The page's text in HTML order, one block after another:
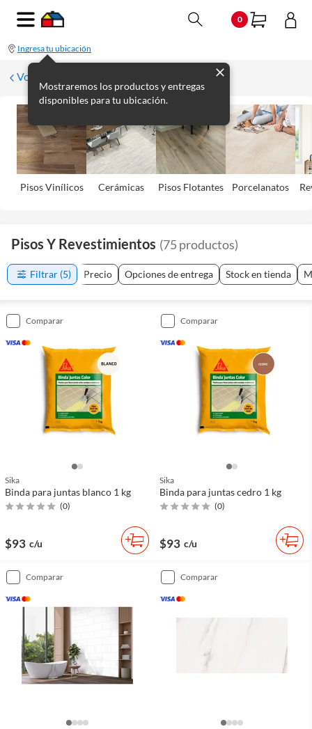
0
Ingresa tu ubicación
Mostraremos los productos y entregas
disponibles para tu ubicación.
Volver
Pisos Viní­licos Cerámicas Pisos Flotantes Porcelanatos
Pisos Y Revestimientos (75productos)
Filtrar (5) Precio Opciones de entrega Stock en tienda
comparar
Sika
Binda para juntas blanco 1 kg
(0)
$93 c/u
comparar
Sika
Binda para juntas cedro 1 kg
(0)
$93 c/u
comparar comparar